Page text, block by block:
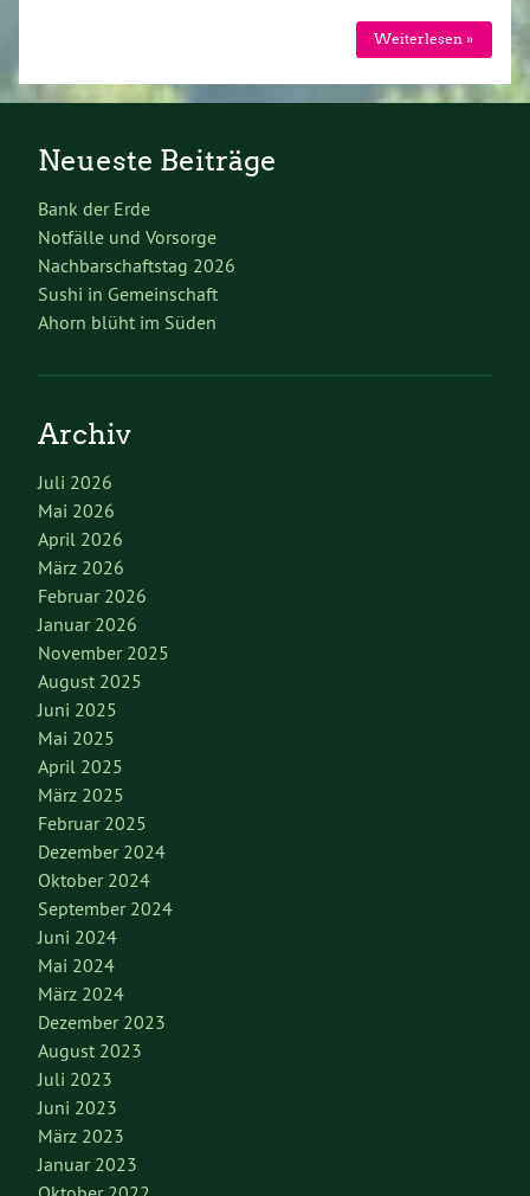
Weiterlesen »
Neueste Beiträge
Bank der Erde
Notfälle und Vorsorge
Nachbarschaftstag 2026
Sushi in Gemeinschaft
Ahorn blüht im Süden
Archiv
Juli 2026
Mai 2026
April 2026
März 2026
Februar 2026
Januar 2026
November 2025
August 2025
Juni 2025
Mai 2025
April 2025
März 2025
Februar 2025
Dezember 2024
Oktober 2024
September 2024
Juni 2024
Mai 2024
März 2024
Dezember 2023
August 2023
Juli 2023
Juni 2023
März 2023
Januar 2023